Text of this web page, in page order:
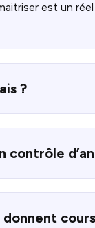
est un
?
contrôle